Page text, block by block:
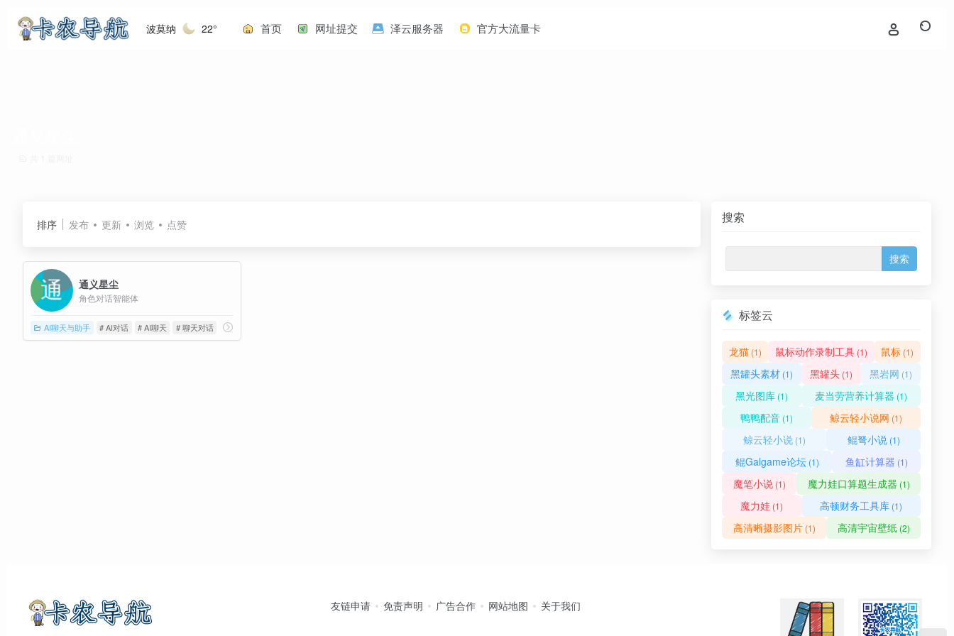
波莫纳 22° 首页 网址提交 泽云服务器 官方大流量卡
排序 发布 更新 浏览 点赞
通义星尘
角色对话智能体
AI聊天与助手 # AI对话 # AI聊天 # 聊天对话
搜索
标签云
龙猫(1) 鼠标动作录制工具(1) 鼠标 (1)
黑罐头素材 (1) 黑罐头 (1) 黑岩网 (1)
黑光图库 (1) 麦当劳营养计算器 (1)
鸭鸭配音 (1) 鲸云轻小说网 (1)
鲸云轻小说(1) 鲲弩小说(1)
鲲Galgame论坛(1) 鱼缸计算器 (1)
魔笔小说(1) 魔力娃口算题生成器 (1)
魔力娃 (1) 高顿财务工具库 (1)
高清晰摄影图片(1) 高清宇宙壁纸(2)
友链申请 免责声明 广告合作 网站地图 关于我们